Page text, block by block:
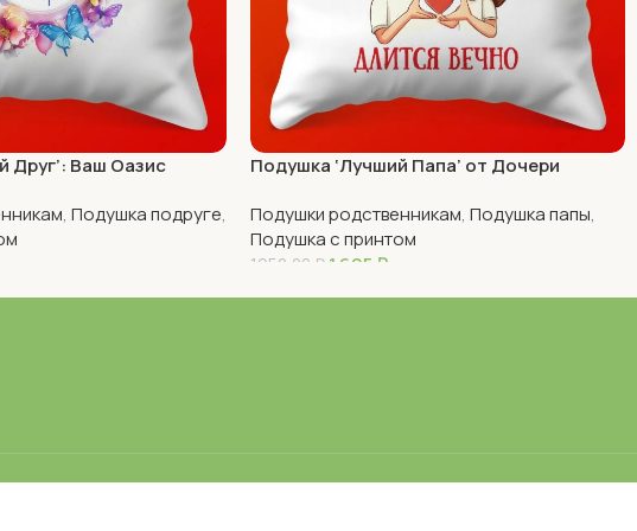
Друг’: Ваш Оазис
, Подушка подруге,
Подушка ‘Лучший Папа’ от Дочери
Подушки родственникам, Подушка папы,
Подушка с принтом
1950,00 ₽ 1 695 ₽
В Корзину